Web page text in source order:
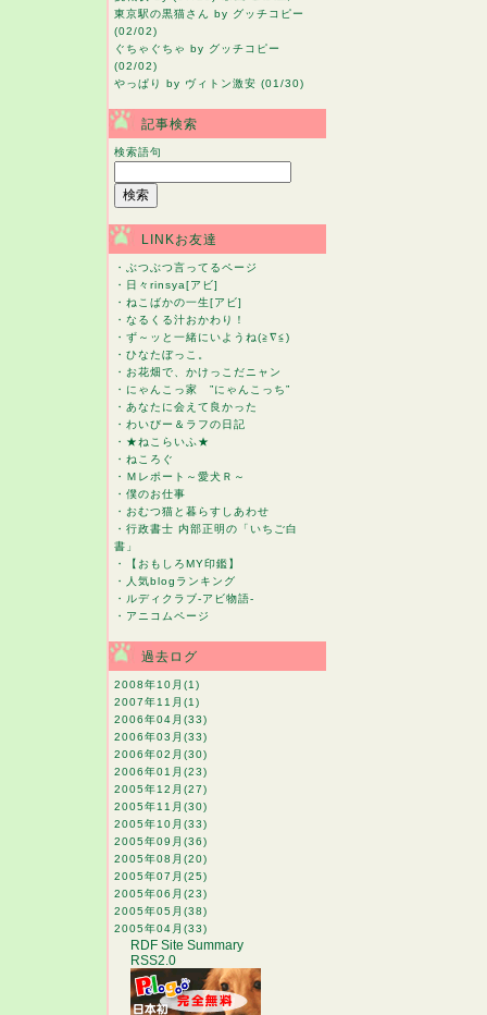
東京駅の黒猫さん by グッチコピー
(02/02)
ぐちゃぐちゃ by グッチコピー
(02/02)
やっぱり
by ヴィトン激安 (01/30)
記事検索
検索語句
LINKお友達
・
ぶつぶつ言ってるページ
・ 日々rinsya[アビ]
・ ねこばかの一生[アビ]
・ なるくる汁おかわり！
・ ず～ッと一緒にいようね(≧∇≦)
・ ひなたぼっこ。
・ お花畑で、かけっこだニャン
・ にゃんこっ家 ”にゃんこっち”
・ あなたに会えて良かった
・ わいびー＆ラフの日記
・ ★ねこらいふ★
・ ねころぐ
・ Ｍレポート～愛犬Ｒ～
・ 僕のお仕事
・ おむつ猫と暮らすしあわせ
・ 行政書士 内部正明の「いちご白
書」
・
【おもしろMY印鑑】
・
人気blogランキング
・ ルディクラブ-アビ物語-
・ アニコムページ
過去ログ
2008年10月 (1)
2007年11月 (1)
2006年04月 (33)
2006年03月 (33)
2006年02月 (30)
2006年01月 (23)
2005年12月 (27)
2005年11月 (30)
2005年10月 (33)
2005年09月 (36)
2005年08月 (20)
2005年07月 (25)
2005年06月 (23)
2005年05月 (38)
2005年04月 (33)
RDF Site Summary
RSS2.0